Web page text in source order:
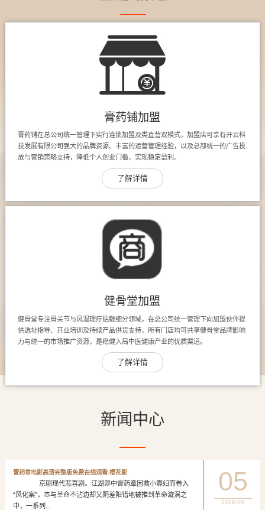
膏药铺加盟
膏药铺在总公司统一管理下实行连锁加盟及类直营双模式，加盟店可享有开云科
技发展有限公司强大的品牌资源、丰富的运营管理经验，以及总部统一的广告投
放与营销策略支持，降低个人创业门槛，实现稳定盈利。
了解详情
健骨堂加盟
健骨堂专注骨关节与风湿理疗贴敷细分领域，在总公司统一管理下向加盟伙伴提
供选址指导、开业培训及持续产品供货支持，所有门店均可共享健骨堂品牌影响
力与统一的市场推广资源，是稳健入局中医健康产业的优质渠道。
了解详情
新闻中心
膏药章电影高清完整版免费在线观看-樱花影
京剧现代悲喜剧。江湖郎中膏药章因救小寡妇而卷入
“风化案”，本与革命不沾边却又阴差阳错地被推到革命漩涡之
中，一系列...
05
2026-08